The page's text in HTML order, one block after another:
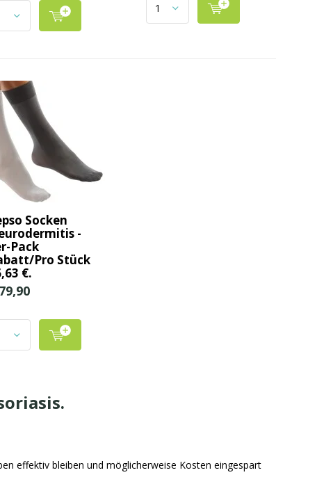
Socken
-
Pack
Pro Stück
€.
effektiv bleiben und möglicherweise Kosten eingespart